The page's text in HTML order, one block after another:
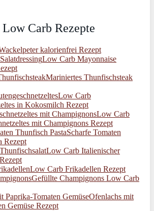
Carb Rezepte
kalorienfrei Rezept
Low Carb Mayonnaise
Mariniertes Thunfischsteak
Low Carb
in Kokosmilch Rezept
Low Carb
mit Champignons Rezept
Scharfe Tomaten
Rezept
Low Carb Italienischer
Low Carb Frikadellen Rezept
Gefüllte Champignons Low Carb
Ofenlachs mit
Gemüse Rezept